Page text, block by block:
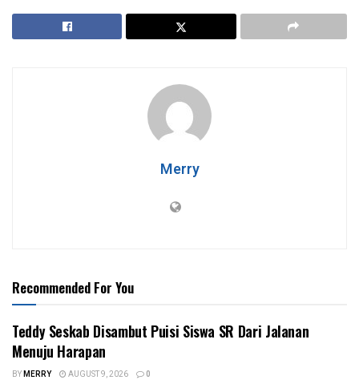
Merry
Recommended For You
Teddy Seskab Disambut Puisi Siswa SR Dari Jalanan
Menuju Harapan
BYMERRY AUGUST 9, 2026 0